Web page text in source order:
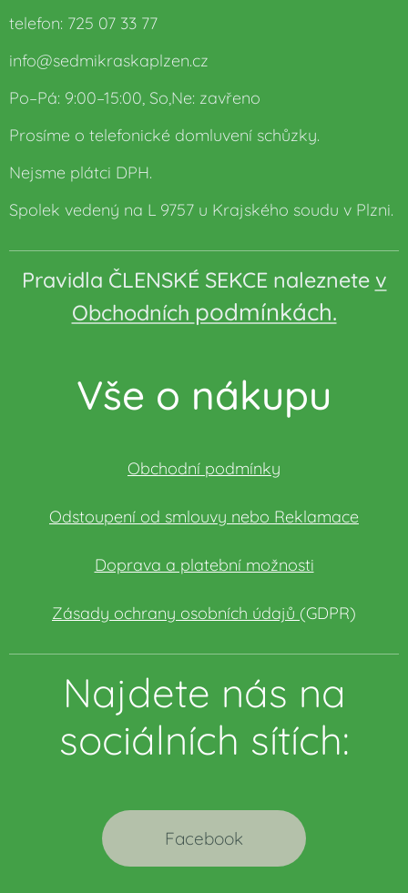
telefon: 725 07 33 77
info@sedmikraskaplzen.cz
Po–Pá: 9:00–15:00, So,Ne: zavřeno
Prosíme o telefonické domluvení schůzky.
Nejsme plátci DPH.
Spolek vedený na L 9757 u Krajského soudu v Plzni.
Pravidla ČLENSKÉ SEKCE naleznete v
Obchodních podmínkách.
Vše o nákupu
Obchodní podmínky
Odstoupení od smlouvy nebo Reklamace
Doprava a platební možnosti
Zásady ochrany osobních údajů (GDPR)
Najdete nás na
sociálních sítích:
Facebook